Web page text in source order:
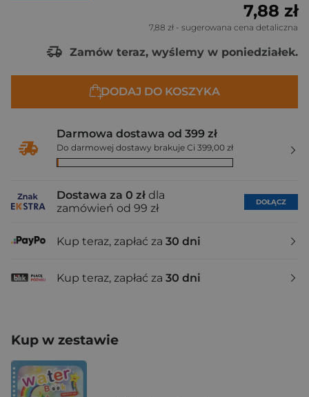
7,88 zł
7,88 zł - sugerowana cena detaliczna
Zamów teraz, wyślemy w poniedziałek.
DODAJ DO KOSZYKA
Darmowa dostawa od 399 zł
Do darmowej dostawy brakuje Ci 399,00 zł
Dostawa za 0 zł dla
zamówień od 99 zł
DOŁĄCZ
Kup teraz, zapłać za 30 dni
Kup teraz, zapłać za 30 dni
Kup w zestawie